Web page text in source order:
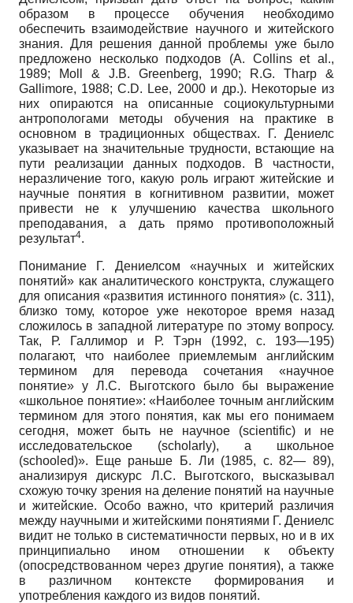
образом в процессе обучения необходимо
обеспечить взаимодействие научного и житейского
знания. Для решения данной проблемы уже было
предложено несколько подходов (A. Collins et al.,
1989; Moll & J.B. Greenberg, 1990; R.G. Tharp &
Gallimore, 1988; C.D. Lee, 2000 и др.). Некоторые из
них опираются на описанные социокультурными
антропологами методы обучения на практике в
основном в традиционных обществах. Г. Дениелс
указывает на значительные трудности, встающие на
пути реализации данных подходов. В частности,
неразличение того, какую роль играют житейские и
научные понятия в когнитивном развитии, может
привести не к улучшению качества школьного
преподавания, а дать прямо противоположный
результат4.
Понимание Г. Дениелсом «научных и житейских
понятий» как аналитического конструкта, служащего
для описания «развития истинного понятия» (с. 311),
близко тому, которое уже некоторое время назад
сложилось в западной литературе по этому вопросу.
Так, Р. Галлимор и Р. Тэрн (1992, с. 193—195)
полагают, что наиболее приемлемым английским
термином для перевода сочетания «научное
понятие» у Л.С. Выготского было бы выражение
«школьное понятие»: «Наиболее точным английским
термином для этого понятия, как мы его понимаем
сегодня, может быть не научное (scientific) и не
исследовательское (scholarly), а школьное
(schooled)». Еще раньше Б. Ли (1985, с. 82— 89),
анализируя дискурс Л.С. Выготского, высказывал
схожую точку зрения на деление понятий на научные
и житейские. Особо важно, что критерий различия
между научными и житейскими понятиями Г. Дениелс
видит не только в систематичности первых, но и в их
принципиально ином отношении к объекту
(опосредствованном через другие понятия), а также
в различном контексте формирования и
употребления каждого из видов понятий.